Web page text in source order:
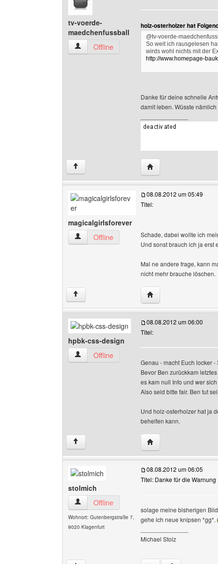
tv-voerde-
maedchenfussball
tv-voerde-maedchenfussball Benutzer-Profile
Offline
holz-osterholzer hat
@tv-voerde-
So weit ich rausgelesen
wirds wohl nichts mit der
http://www.homepage-
Danke für deine schnelle
damit leben. Wüsste
↑ Website dieses
magicalgirlsforever
magicalgirlsforever Benutzer-Profile anzeigen
Offline
08.08.2012 um 05:49
Titel:
Schade, dabei wollte ich
Und sonst brauch ich ja
Mal ne andere frage, kann
nicht mehr brauche löschen.
↑ Website dieses
hpbk-css-design
hpbk-css-design Benutzer-Profile anzeigen
Offline
08.08.2012 um 06:00
Titel:
Genau - macht Euch locker
Bevor Ben zurückkam
es kam null Info und wer
Also seid bitte fair. Ben tut
Und holz-osterholzer hat ja
behelfen kann.
↑ Website dieses
stolmich
stolmich Benutzer-Profile anzeigen
Offline
Wohnort: Gutenbergstraße 7,
9020 Klagenfurt
08.08.2012 um 06:05
Titel: Danke für die Warnung
solage meine bisherigen
gehe ich neue knipsen *gg*.
Michael Stolz